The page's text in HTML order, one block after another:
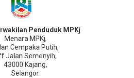
Penduduk MPKj
Menara MPKj,
Cempaka Putih,
Jalan Semenyih,
43000 Kajang,
Selangor.